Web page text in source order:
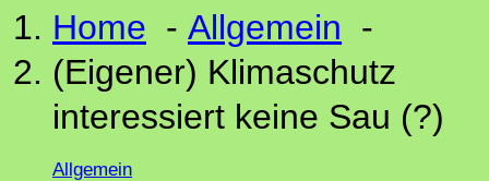
Home - Allgemein -
(Eigener) Klimaschutz
interessiert keine Sau (?)
Allgemein